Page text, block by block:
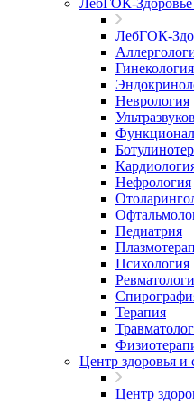
ЛебГОК-
ЛебГОК-
Гинекология
Неврология
Нефрология
Педиатрия
Психология
Терапия
Центр здоровья
Центр